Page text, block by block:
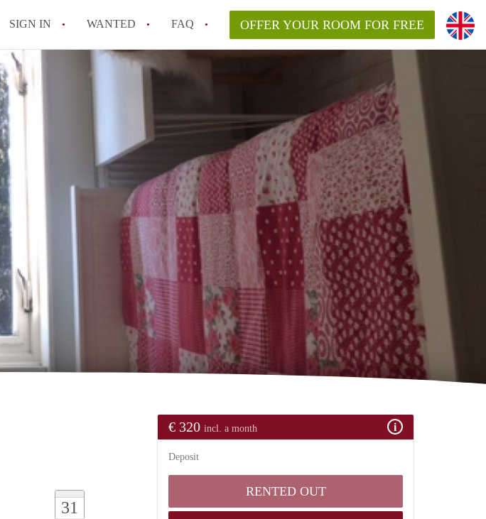
SIGN IN WANTED FAQ OFFER YOUR ROOM FOR FREE
31
€ 320 incl. a month
Deposit
RENTED OUT